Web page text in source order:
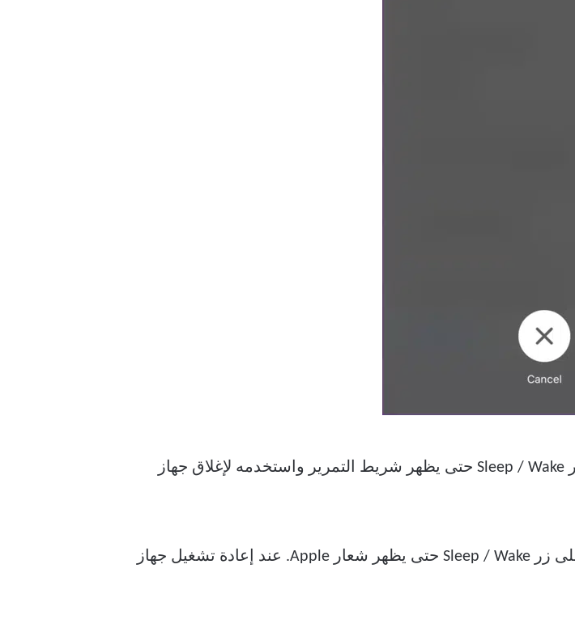
اضغط مع الاستمرار على زر Sleep / Wake حتى يظهر شريط التمرير واستخدمه لإغلاق جهاز
بعد إيقاف تشغيل جهاز iPhone تمامًا ، اضغط مع الاستمرار على زر Sleep / Wake حتى يظهر شعار Apple. عند إعادة تشغيل جهاز